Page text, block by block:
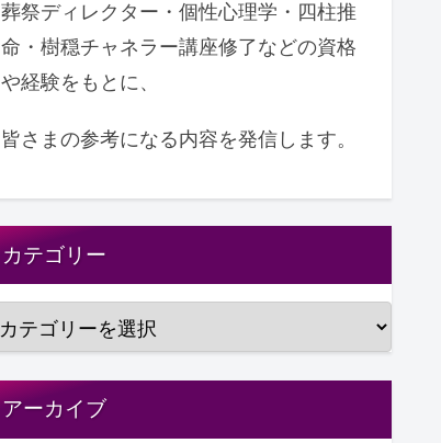
葬祭ディレクター・個性心理学・四柱推
命・樹穏チャネラー講座修了などの資格
や経験をもとに、
皆さまの参考になる内容を発信します。
カテゴリー
アーカイブ